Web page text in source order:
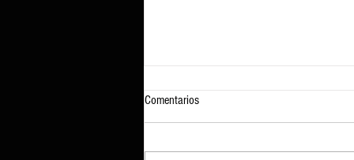
Comentarios